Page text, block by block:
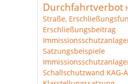
Durchfahrtverbot
Straße,
Erschließungsbeitrag
Satzungsbeispiele
Schallschutzwand KAG-